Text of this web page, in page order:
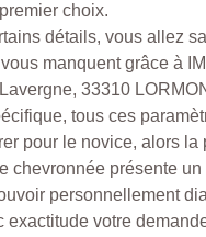
choix.
détails, vous allez
manquent grâce à
33310
tous ces
pour le novice, alors la
chevronnée présente
personnellement
exactitude votre